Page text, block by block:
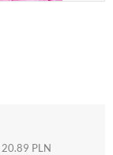
20.89 PLN